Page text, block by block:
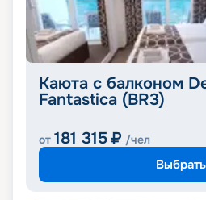
Каюта с балконом
Fantastica (BR3)
от 181 315 ₽ /чел
Выбрать